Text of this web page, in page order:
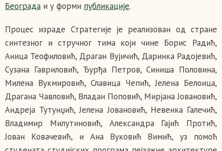
Београда и у форми публикације.
Процес израде Стратегије је реализован од стране
синтезног и стручног тима који чине Борис Радић,
Аница Теофиловић, Драган Вујичић, Даринка Радојевић,
Сузана Гавриловић, Ђурђа Петров, Синиша Половина,
Милена Вукмировић, Славица Чепић, Јелена Белоица,
Драгана Чавловић, Владан Поповић, Мирјана Јовановић,
Андреја Тутунџић, Јелена Јовановић, Невенка Галечић,
Владимир Милутиновић, Александра Гајић Протић,
Јован Ковачевић, и Ана Вуковић Вимић, уз помоћ